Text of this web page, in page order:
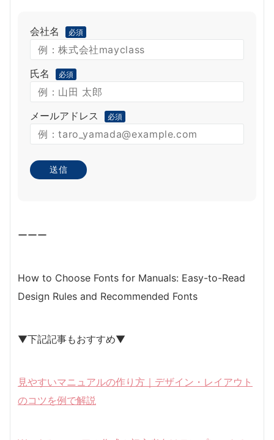
会社名 必須
氏名 必須
メールアドレス 必須
ーーー
How to Choose Fonts for Manuals: Easy-to-Read
Design Rules and Recommended Fonts
▼下記記事もおすすめ▼
見やすいマニュアルの作り方｜デザイン・レイアウト
のコツを例で解説